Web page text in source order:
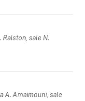
Ralston, sale N.
A. Amaimouni, sale